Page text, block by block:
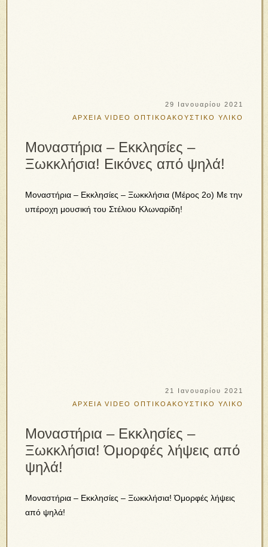
29 Ιανουαρίου 2021
ΑΡΧΕΙΑ VIDEO
ΟΠΤΙΚΟΑΚΟΥΣΤΙΚΟ ΥΛΙΚΟ
Μοναστήρια – Εκκλησίες –
Ξωκκλήσια! Εικόνες από ψηλά!
Μοναστήρια – Εκκλησίες – Ξωκκλήσια (Μέρος 2ο) Με την
υπέροχη μουσική του Στέλιου Κλωναρίδη!
21 Ιανουαρίου 2021
ΑΡΧΕΙΑ VIDEO
ΟΠΤΙΚΟΑΚΟΥΣΤΙΚΟ ΥΛΙΚΟ
Μοναστήρια – Εκκλησίες –
Ξωκκλήσια! Όμορφές λήψεις από
ψηλά!
Μοναστήρια – Εκκλησίες – Ξωκκλήσια! Όμορφές λήψεις
από ψηλά!